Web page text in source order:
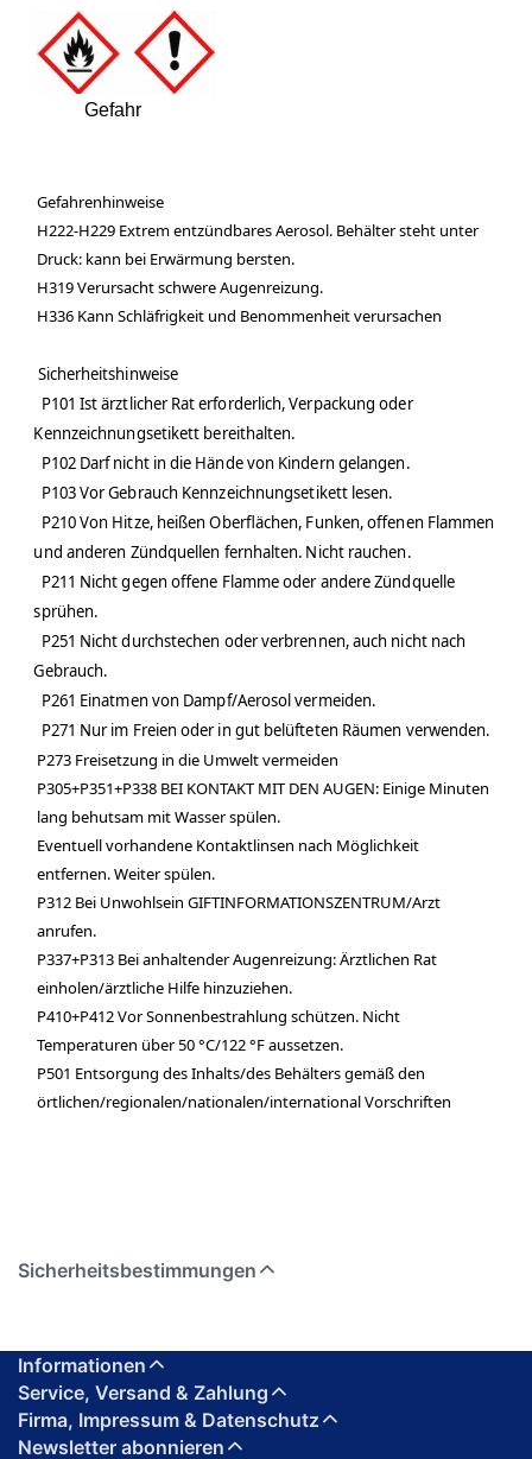
Gefahr
Gefahrenhinweise
H222-H229 Extrem entzündbares Aerosol. Behälter steht unter
Druck: kann bei Erwärmung bersten.
H319 Verursacht schwere Augenreizung.
H336 Kann Schläfrigkeit und Benommenheit verursachen
Sicherheitshinweise
P101 Ist ärztlicher Rat erforderlich, Verpackung oder
Kennzeichnungsetikett bereithalten.
P102 Darf nicht in die Hände von Kindern gelangen.
P103 Vor Gebrauch Kennzeichnungsetikett lesen.
P210 Von Hitze, heißen Oberflächen, Funken, offenen Flammen
und anderen Zündquellen fernhalten. Nicht rauchen.
P211 Nicht gegen offene Flamme oder andere Zündquelle
sprühen.
P251 Nicht durchstechen oder verbrennen, auch nicht nach
Gebrauch.
P261 Einatmen von Dampf/Aerosol vermeiden.
P271 Nur im Freien oder in gut belüfteten Räumen verwenden.
P273 Freisetzung in die Umwelt vermeiden
P305+P351+P338 BEI KONTAKT MIT DEN AUGEN: Einige Minuten
lang behutsam mit Wasser spülen.
Eventuell vorhandene Kontaktlinsen nach Möglichkeit
entfernen. Weiter spülen.
P312 Bei Unwohlsein GIFTINFORMATIONSZENTRUM/Arzt
anrufen.
P337+P313 Bei anhaltender Augenreizung: Ärztlichen Rat
einholen/ärztliche Hilfe hinzuziehen.
P410+P412 Vor Sonnenbestrahlung schützen. Nicht
Temperaturen über 50 °C/122 °F aussetzen.
P501 Entsorgung des Inhalts/des Behälters gemäß den
örtlichen/regionalen/nationalen/international Vorschriften
Sicherheitsbestimmungen
Informationen
Service, Versand & Zahlung
Firma, Impressum & Datenschutz
Newsletter abonnieren